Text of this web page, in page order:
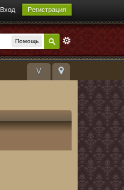
Вход Регистрация
Помощь
V